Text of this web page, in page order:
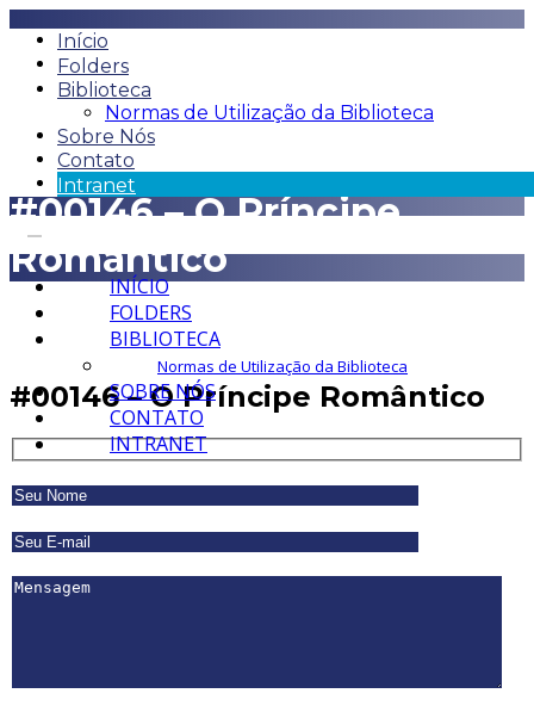
Início
Folders
Biblioteca
Normas de Utilização da Biblioteca
Sobre Nós
Contato
Intranet
INÍCIO
FOLDERS
BIBLIOTECA
Normas de Utilização da Biblioteca
SOBRE NÓS
CONTATO
INTRANET
#00146 – O Príncipe
Romântico
#00146 – O Príncipe Romântico